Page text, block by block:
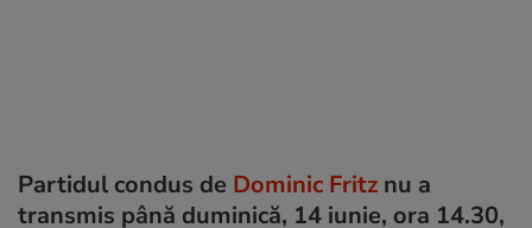
Partidul condus de Dominic Fritz nu a
transmis până duminică, 14 iunie, ora 14.30,